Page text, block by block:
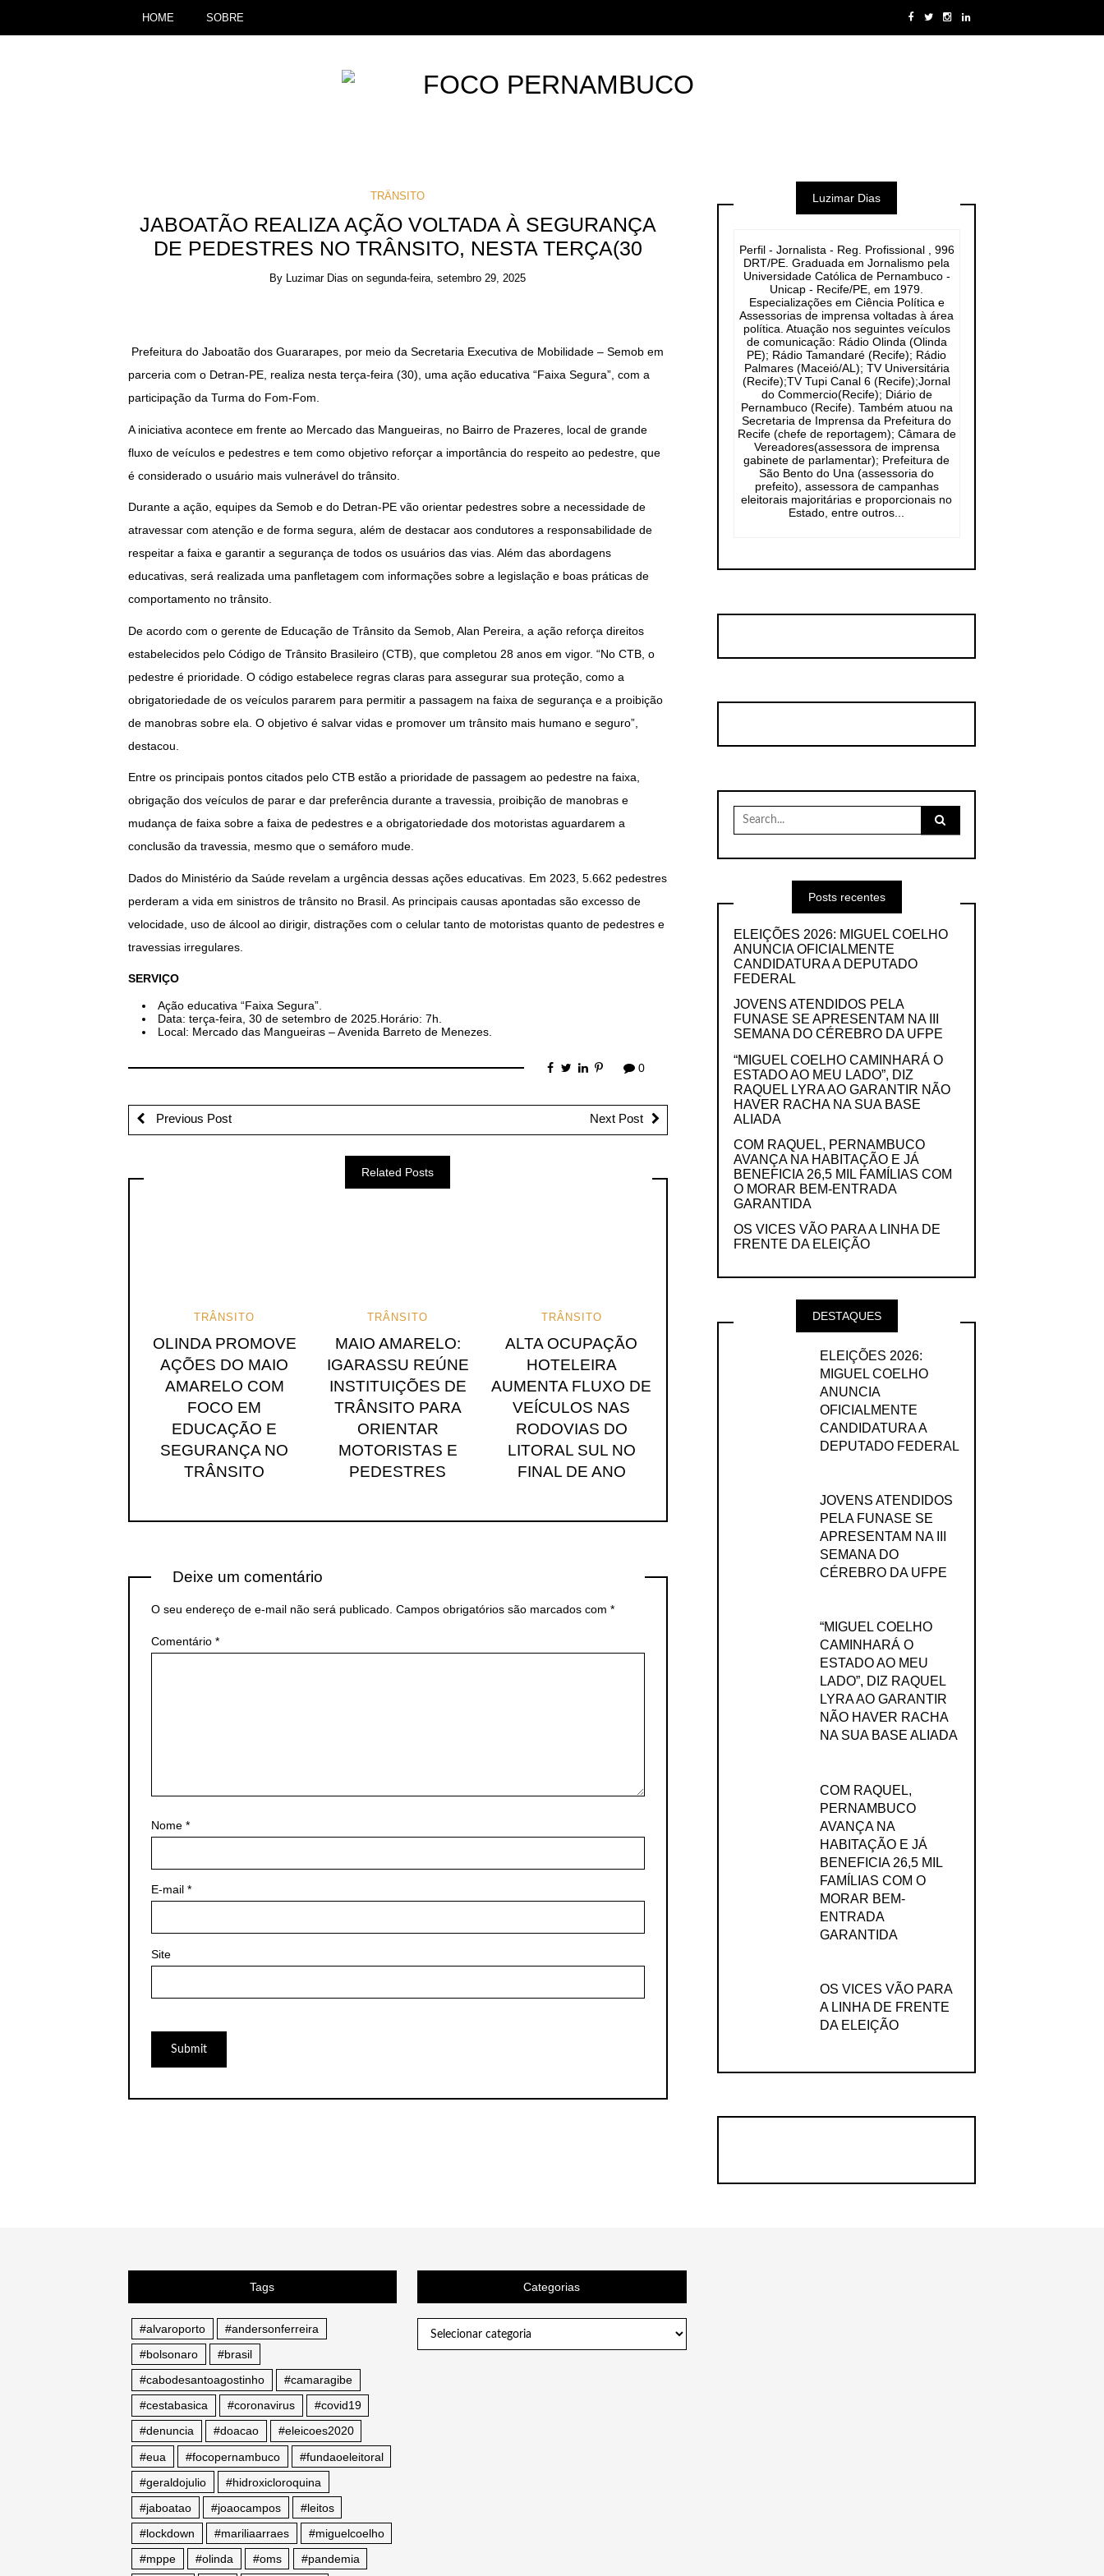
HOME SOBRE
TRÂNSITO
JABOATÃO REALIZA AÇÃO VOLTADA À SEGURANÇA
DE PEDESTRES NO TRÂNSITO, NESTA TERÇA(30
By Luzimar Dias onsegunda-feira, setembro 29, 2025
Prefeitura do Jaboatão dos Guararapes, por meio da Secretaria Executiva de Mobilidade – Semob em
parceria com o Detran-PE, realiza nesta terça-feira (30), uma ação educativa “Faixa Segura”, com a
participação da Turma do Fom-Fom.
A iniciativa acontece em frente ao Mercado das Mangueiras, no Bairro de Prazeres, local de grande
fluxo de veículos e pedestres e tem como objetivo reforçar a importância do respeito ao pedestre, que
é considerado o usuário mais vulnerável do trânsito.
Durante a ação, equipes da Semob e do Detran-PE vão orientar pedestres sobre a necessidade de
atravessar com atenção e de forma segura, além de destacar aos condutores a responsabilidade de
respeitar a faixa e garantir a segurança de todos os usuários das vias. Além das abordagens
educativas, será realizada uma panfletagem com informações sobre a legislação e boas práticas de
comportamento no trânsito.
De acordo com o gerente de Educação de Trânsito da Semob, Alan Pereira, a ação reforça direitos
estabelecidos pelo Código de Trânsito Brasileiro (CTB), que completou 28 anos em vigor. “No CTB, o
pedestre é prioridade. O código estabelece regras claras para assegurar sua proteção, como a
obrigatoriedade de os veículos pararem para permitir a passagem na faixa de segurança e a proibição
de manobras sobre ela. O objetivo é salvar vidas e promover um trânsito mais humano e seguro”,
destacou.
Entre os principais pontos citados pelo CTB estão a prioridade de passagem ao pedestre na faixa,
obrigação dos veículos de parar e dar preferência durante a travessia, proibição de manobras e
mudança de faixa sobre a faixa de pedestres e a obrigatoriedade dos motoristas aguardarem a
conclusão da travessia, mesmo que o semáforo mude.
Dados do Ministério da Saúde revelam a urgência dessas ações educativas. Em 2023, 5.662 pedestres
perderam a vida em sinistros de trânsito no Brasil. As principais causas apontadas são excesso de
velocidade, uso de álcool ao dirigir, distrações com o celular tanto de motoristas quanto de pedestres e
travessias irregulares.
SERVIÇO
Ação educativa “Faixa Segura”.
Data: terça-feira, 30 de setembro de 2025.Horário: 7h.
Local: Mercado das Mangueiras – Avenida Barreto de Menezes.
0
Previous Post Next Post
Related Posts
TRÂNSITO
OLINDA PROMOVE
AÇÕES DO MAIO
AMARELO COM
FOCO EM
EDUCAÇÃO E
SEGURANÇA NO
TRÂNSITO
TRÂNSITO
MAIO AMARELO:
IGARASSU REÚNE
INSTITUIÇÕES DE
TRÂNSITO PARA
ORIENTAR
MOTORISTAS E
PEDESTRES
TRÂNSITO
ALTA OCUPAÇÃO
HOTELEIRA
AUMENTA FLUXO DE
VEÍCULOS NAS
RODOVIAS DO
LITORAL SUL NO
FINAL DE ANO
Deixe um comentário
O seu endereço de e-mail não será publicado. Campos obrigatórios são marcados com *
Comentário *
Nome *
E-mail *
Site
Luzimar Dias
Perfil - Jornalista - Reg. Profissional , 996
DRT/PE. Graduada em Jornalismo pela
Universidade Católica de Pernambuco -
Unicap - Recife/PE, em 1979.
Especializações em Ciência Política e
Assessorias de imprensa voltadas à área
política. Atuação nos seguintes veículos
de comunicação: Rádio Olinda (Olinda
PE); Rádio Tamandaré (Recife); Rádio
Palmares (Maceió/AL); TV Universitária
(Recife);TV Tupi Canal 6 (Recife);Jornal
do Commercio(Recife); Diário de
Pernambuco (Recife). Também atuou na
Secretaria de Imprensa da Prefeitura do
Recife (chefe de reportagem); Câmara de
Vereadores(assessora de imprensa
gabinete de parlamentar); Prefeitura de
São Bento do Una (assessoria do
prefeito), assessora de campanhas
eleitorais majoritárias e proporcionais no
Estado, entre outros...
Search
for:
Posts recentes
ELEIÇÕES 2026: MIGUEL COELHO
ANUNCIA OFICIALMENTE
CANDIDATURA A DEPUTADO
FEDERAL
JOVENS ATENDIDOS PELA
FUNASE SE APRESENTAM NA III
SEMANA DO CÉREBRO DA UFPE
“MIGUEL COELHO CAMINHARÁ O
ESTADO AO MEU LADO”, DIZ
RAQUEL LYRA AO GARANTIR NÃO
HAVER RACHA NA SUA BASE
ALIADA
COM RAQUEL, PERNAMBUCO
AVANÇA NA HABITAÇÃO E JÁ
BENEFICIA 26,5 MIL FAMÍLIAS COM
O MORAR BEM-ENTRADA
GARANTIDA
OS VICES VÃO PARA A LINHA DE
FRENTE DA ELEIÇÃO
DESTAQUES
ELEIÇÕES 2026:
MIGUEL COELHO
ANUNCIA
OFICIALMENTE
CANDIDATURA A
DEPUTADO FEDERAL
JOVENS ATENDIDOS
PELA FUNASE SE
APRESENTAM NA III
SEMANA DO
CÉREBRO DA UFPE
“MIGUEL COELHO
CAMINHARÁ O
ESTADO AO MEU
LADO”, DIZ RAQUEL
LYRA AO GARANTIR
NÃO HAVER RACHA
NA SUA BASE ALIADA
COM RAQUEL,
PERNAMBUCO
AVANÇA NA
HABITAÇÃO E JÁ
BENEFICIA 26,5 MIL
FAMÍLIAS COM O
MORAR BEM-
ENTRADA
GARANTIDA
OS VICES VÃO PARA
A LINHA DE FRENTE
DA ELEIÇÃO
Tags
#alvaroporto
#andersonferreira
#bolsonaro
#brasil
#cabodesantoagostinho
#camaragibe
#cestabasica
#coronavirus
#covid19
#denuncia
#doacao
#eleicoes2020
#eua
#focopernambuco
#fundaoeleitoral
#geraldojulio
#hidroxicloroquina
#jaboatao
#joaocampos
#leitos
#lockdown
#mariliaarraes
#miguelcoelho
#mppe
#olinda #oms #pandemia
Categorias
Categorias